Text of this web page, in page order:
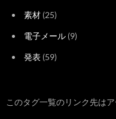
素材 (25)
電子メール (9)
発表 (59)
このタグ一覧のリンク先は